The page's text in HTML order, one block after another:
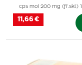
cps mol 200 mg (fľ.skl.)
11,66 €